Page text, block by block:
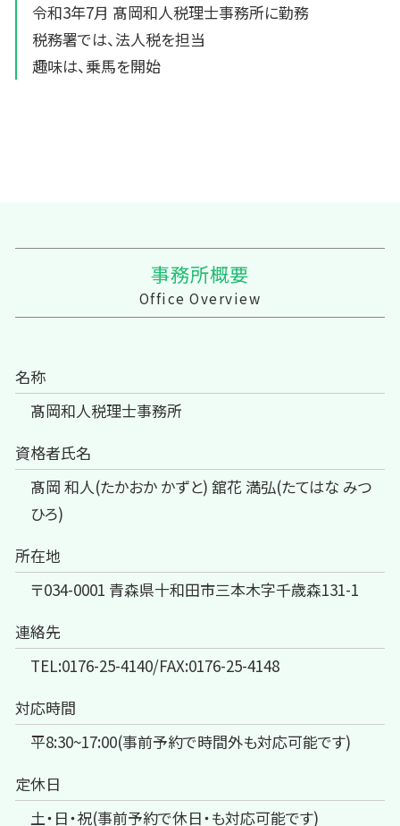
令和3年7月 髙岡和人税理士事務所に勤務
税務署では、法人税を担当
趣味は、乗馬を開始
事務所概要
Office Overview
名称
髙岡和人税理士事務所
資格者氏名
髙岡 和人(たかおか かずと) 舘花 満弘(たてはな みつ
ひろ)
所在地
〒034-0001 青森県十和田市三本木字千歳森131-1
連絡先
TEL:0176-25-4140/FAX:0176-25-4148
対応時間
平8:30~17:00(事前予約で時間外も対応可能です)
定休日
土・日・祝(事前予約で休日・も対応可能です)